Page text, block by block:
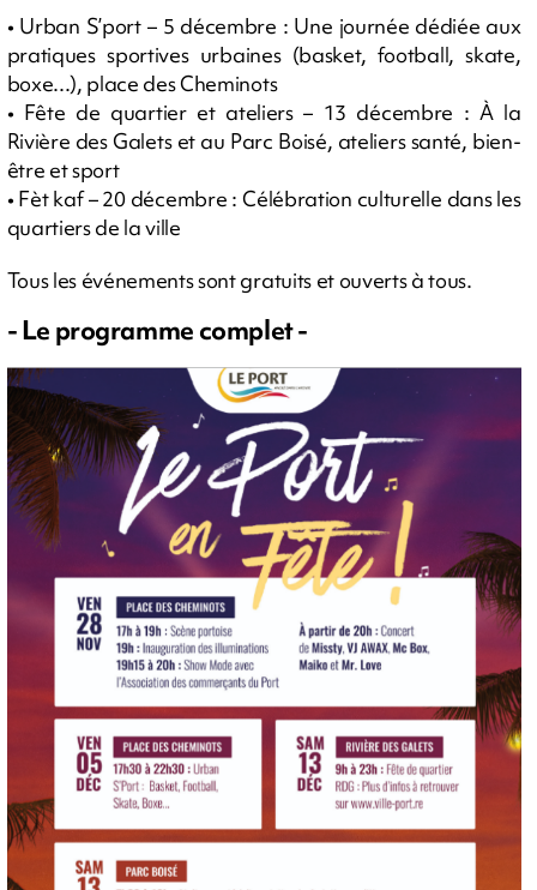
• Urban S’port – 5 décembre : Une journée dédiée aux
pratiques sportives urbaines (basket, football, skate,
boxe...), place des Cheminots
• Fête de quartier et ateliers – 13 décembre : À la
Rivière des Galets et au Parc Boisé, ateliers santé, bien-
être et sport
• Fèt kaf – 20 décembre : Célébration culturelle dans les
quartiers de la ville
Tous les événements sont gratuits et ouverts à tous.
- Le programme complet -